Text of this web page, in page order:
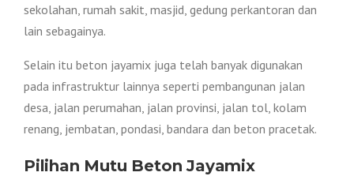
sekolahan, rumah sakit, masjid, gedung perkantoran dan
lain sebagainya.
Selain itu beton jayamix juga telah banyak digunakan
pada infrastruktur lainnya seperti pembangunan jalan
desa, jalan perumahan, jalan provinsi, jalan tol, kolam
renang, jembatan, pondasi, bandara dan beton pracetak.
Pilihan Mutu Beton Jayamix